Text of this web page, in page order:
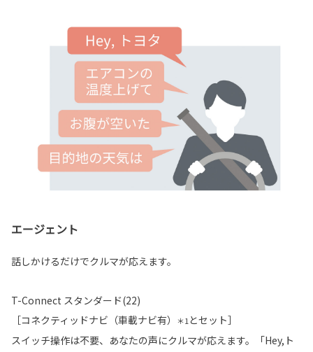
エージェント
話しかけるだけでクルマが応えます。
T-Connect スタンダード(22)
［コネクティッドナビ（車載ナビ有）
＊1 とセット］
スイッチ操作は不要、あなたの声にクルマが応えます。「Hey,ト